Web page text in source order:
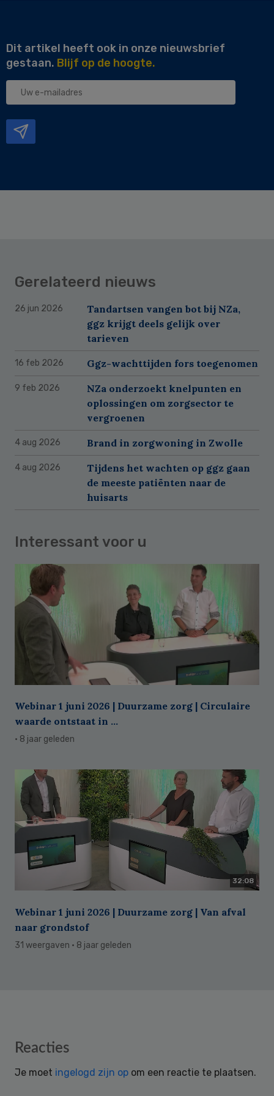
Dit artikel heeft ook in onze nieuwsbrief
gestaan. Blijf op de hoogte.
Uw
Gerelateerd nieuws
26 jun 2026
Tandartsen vangen bot bij NZa,
ggz krijgt deels gelijk over
tarieven
16 feb 2026 Ggz-wachttijden fors toegenomen
9 feb 2026
NZa onderzoekt knelpunten en
oplossingen om zorgsector te
vergroenen
4 aug 2026 Brand in zorgwoning in Zwolle
4 aug 2026
Tijdens het wachten op ggz gaan
de meeste patiënten naar de
huisarts
Interessant voor u
Webinar 1 juni 2026 | Duurzame zorg | Circulaire
waarde ontstaat in ...
· 8 jaar geleden
32:08
Webinar 1 juni 2026 | Duurzame zorg | Van afval
naar grondstof
31 weergaven · 8 jaar geleden
Reader
Reacties
Je moet ingelogd zijn op om een reactie te plaatsen.